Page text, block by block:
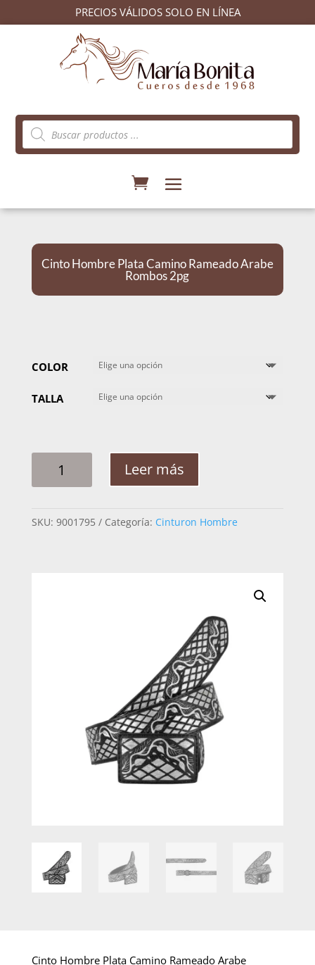
PRECIOS VÁLIDOS SOLO EN LÍNEA
Búsqueda
de
productos
Cinto Hombre Plata Camino Rameado Arabe
Rombos 2pg
COLOR
TALLA
HOMBRE
RAMEADO
Leer más
SKU: 9001795 Categoría: Cinturon Hombre
Cinto Hombre Plata Camino Rameado Arabe